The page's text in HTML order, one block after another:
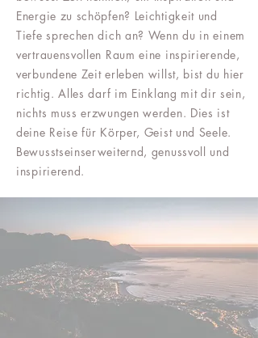
Energie zu schöpfen? Leichtigkeit und
Tiefe sprechen dich an? Wenn du in einem
vertrauensvollen Raum eine inspirierende,
verbundene Zeit erleben willst, bist du hier
richtig.​ Alles darf im Einklang mit dir sein,
nichts muss erzwungen werden. Dies ist
deine Reise für Körper, Geist und Seele.
Bewusstseinserweiternd, genussvoll und
inspirierend.